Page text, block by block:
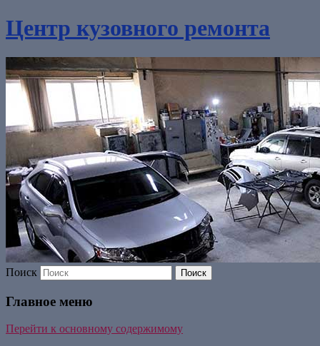
Центр кузовного ремонта
Поиск
Главное меню
Перейти к основному содержимому